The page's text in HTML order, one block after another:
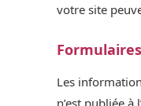
votre site
Les
n’est publiée